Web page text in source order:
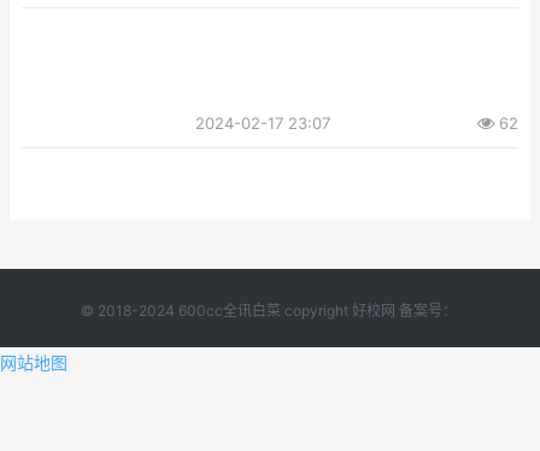
2024-02-17 23:07 62
© 2018-2024 600cc全讯白菜 copyright 好校网 备案号：
网站地图